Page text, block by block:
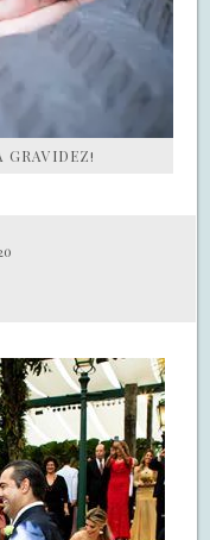
GRAVIDEZ!